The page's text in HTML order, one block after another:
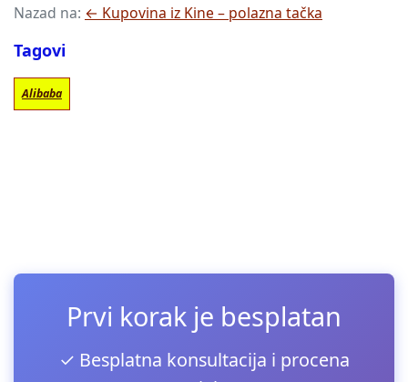
Nazad na: ← Kupovina iz Kine – polazna tačka
Tagovi
Alibaba
Prvi korak je besplatan
✓ Besplatna konsultacija i procena